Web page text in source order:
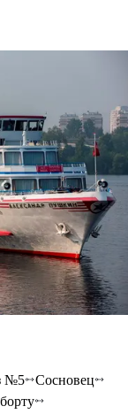
№5
Сосновец